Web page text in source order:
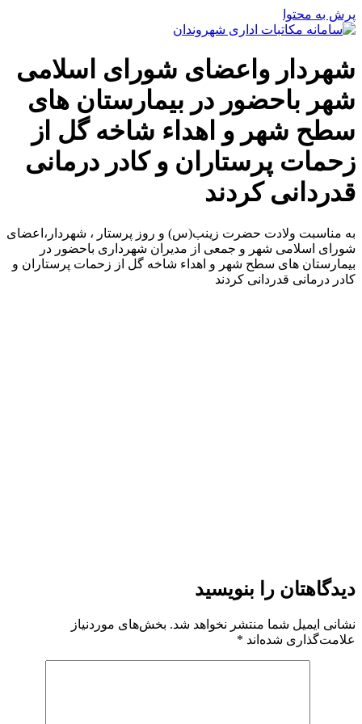
پرش به محتوا
شهردار واعضای شورای اسلامی
شهر باحضور در بیمارستان های
سطح شهر و اهداء شاخه گل از
زحمات پرستاران و کادر درمانی
قدردانی کردند
به مناسبت ولادت حضرت زینب(س) و روز پرستار ، شهردار،اعضای
شورای اسلامی شهر و جمعی از مدیران شهرداری باحضور در
بیمارستان های سطح شهر و اهداء شاخه گل از زحمات پرستاران و
کادر درمانی قدردانی کردند
دیدگاهتان را بنویسید
نشانی ایمیل شما منتشر نخواهد شد. بخش‌های موردنیاز
علامت‌گذاری شده‌اند *